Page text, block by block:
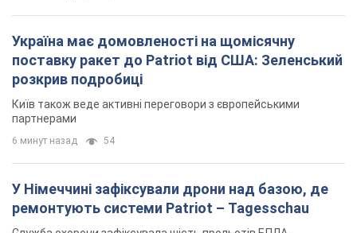
Україна має домовленості на щомісячну
поставку ракет до Patriot від США: Зеленський
розкрив подробиці
Київ також веде активні переговори з європейськими
партнерами
6 минут назад 54
У Німеччині зафіксували дрони над базою, де
ремонтують системи Patriot – Tagesschau